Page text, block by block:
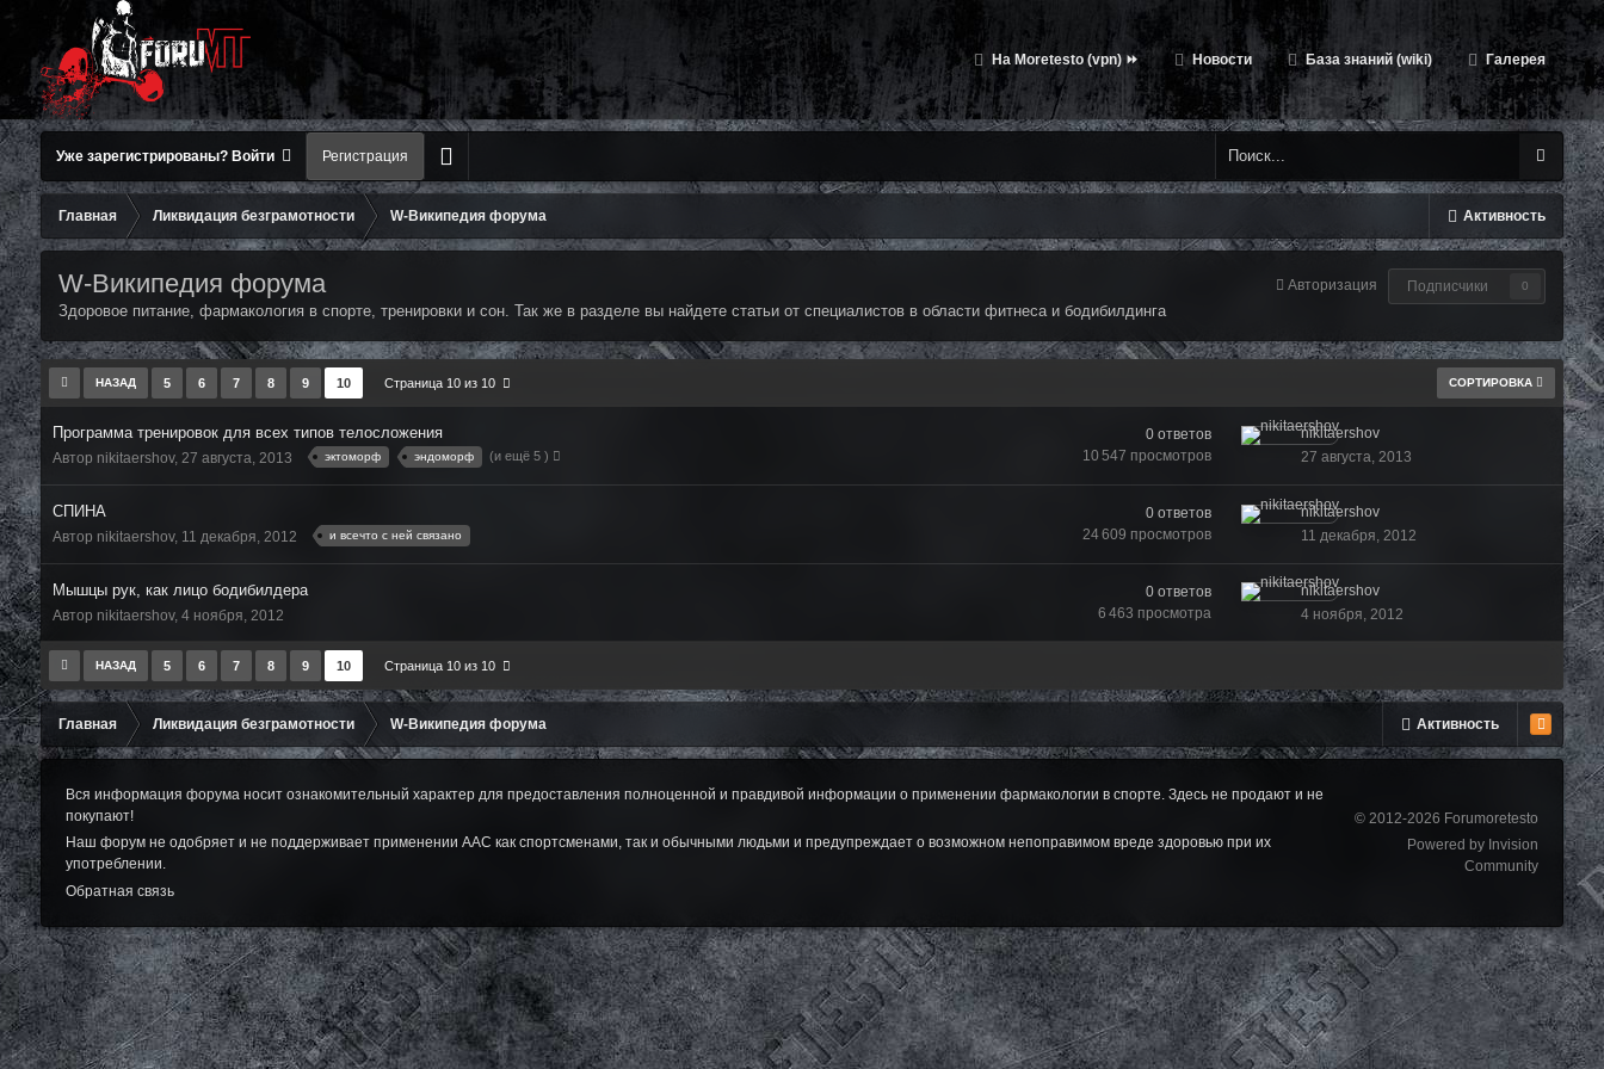
На Moretesto (vpn) ⏩ Новости База знаний (wiki) Галерея
Уже зарегистрированы? Войти Регистрация
Активность
Главная Ликвидация безграмотности W-Википедия форума
W-Википедия форума Авторизация Подписчики 0
Здоровое питание, фармакология в спорте, тренировки и сон. Так же в разделе вы найдете статьи от специалистов в области фитнеса и бодибилдинга
СОРТИРОВКА
НАЗАД 5 6 7 8 9 10 Страница 10 из 10
Программа тренировок для всех типов телосложения
Автор nikitaershov, 27 августа, 2013 эктоморф эндоморф (и ещё 5 )
0 ответов
10 547 просмотров
nikitaershov
27 августа, 2013
СПИНА
Автор nikitaershov, 11 декабря, 2012 и всечто с ней связано
0 ответов
24 609 просмотров
nikitaershov
11 декабря, 2012
Мышцы рук, как лицо бодибилдера
Автор nikitaershov, 4 ноября, 2012
0 ответов
6 463 просмотра
nikitaershov
4 ноября, 2012
НАЗАД 5 6 7 8 9 10 Страница 10 из 10
Активность
Главная Ликвидация безграмотности W-Википедия форума
Вся информация форума носит ознакомительный характер для предоставления полноценной и правдивой информации о применении фармакологии в спорте. Здесь не продают и не
покупают!
Наш форум не одобряет и не поддерживает применении ААС как спортсменами, так и обычными людьми и предупреждает о возможном непоправимом вреде здоровью при их
употреблении.
Обратная связь
© 2012-2026 Forumoretesto
Powered by Invision
Community